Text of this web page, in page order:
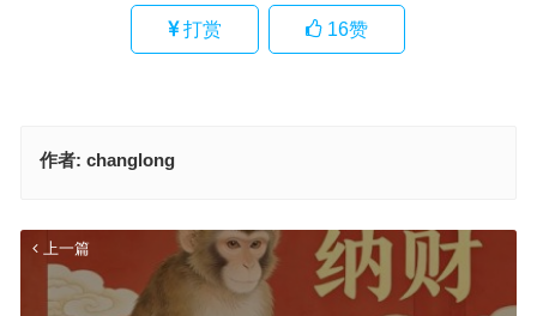
打赏 16赞
作者: changlong
上一篇